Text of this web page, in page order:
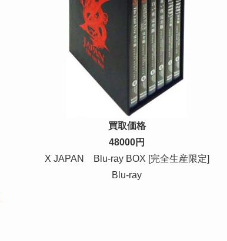
買取価格
48000円
X JAPAN Blu-ray BOX [完全生産限定]
Blu-ray